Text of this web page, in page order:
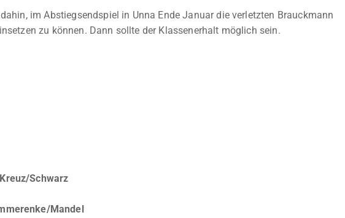
im Abstiegsendspiel in Unna Ende Januar die verletzten Brauckmann
zu können. Dann sollte der Klassenerhalt möglich sein.
Schwarz
Mandel